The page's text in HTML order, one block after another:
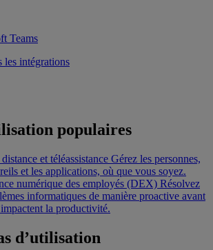
Teams
les intégrations
populaires
et téléassistance Gérez les personnes,
et les applications, où que vous soyez.
numérique des employés (DEX) Résolvez
informatiques de manière proactive avant
la productivité.
d’utilisation